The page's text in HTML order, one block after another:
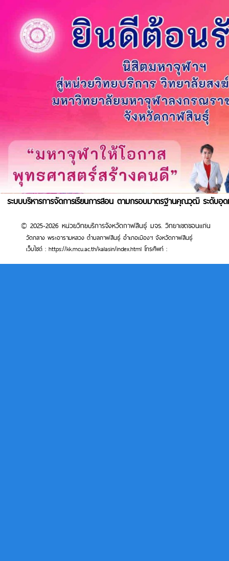
ระบบบริหารการจัดการเรียนการสอน ตามกรอบมาตรฐานคุณวุฒิ ระดับอุ
© 2025-2026 หน่วยวิทยบริการจังหวัดกาฬสินธุ์ มจร. วิทยาเขตขอนแก่น
วัดกลาง พระอารามหลวง ตำบลกาฬสินธุ์ อำเภอเมืองฯ จังหวัดกาฬสินธุ์
เว็บไซต์ : https://kk.mcu.ac.th/kalasin/index.html โทรศัพท์ :